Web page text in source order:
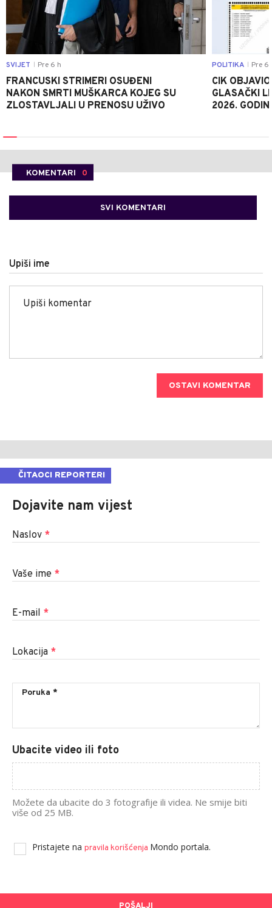
SVIJET Pre 6 h
FRANCUSKI STRIMERI OSUĐENI
NAKON SMRTI MUŠKARCA KOJEG SU
ZLOSTAVLJALI U PRENOSU UŽIVO
POLITIKA Pre 6
CIK
GLASAČKI
2026.
KOMENTARI 0
SVI KOMENTARI
Upiši ime
OSTAVI KOMENTAR
ČITAOCI REPORTERI
Dojavite nam vijest
Naslov *
Vaše ime *
E-mail *
Lokacija *
Ubacite video ili foto
Možete da ubacite do 3 fotografije ili videa. Ne smije biti
više od 25 MB.
Pristajete na pravila korišćenja Mondo portala.